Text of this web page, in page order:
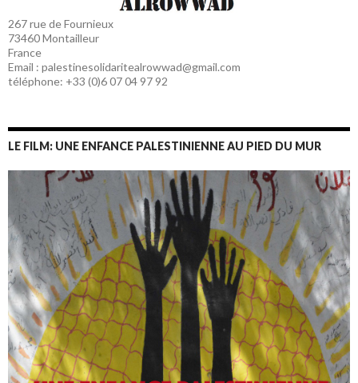
267 rue de Fournieux
73460 Montailleur
France
Email : palestinesolidaritealrowwad@gmail.com
téléphone: +33 (0)6 07 04 97 92
LE FILM: UNE ENFANCE PALESTINIENNE AU PIED DU MUR